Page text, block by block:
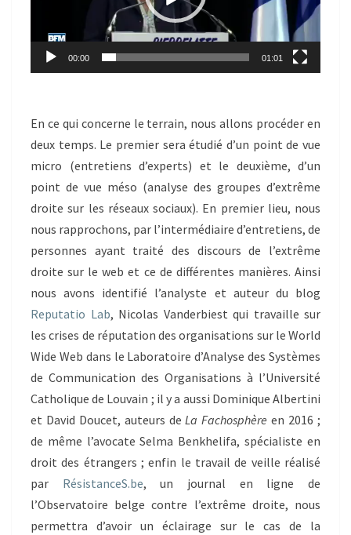
00:00 01:01
En ce qui concerne le terrain, nous allons procéder en
deux temps. Le premier sera étudié d’un point de vue
micro (entretiens d’experts) et le deuxième, d’un
point de vue méso (analyse des groupes d’extrême
droite sur les réseaux sociaux). En premier lieu, nous
nous rapprochons, par l’intermédiaire d’entretiens, de
personnes ayant traité des discours de l’extrême
droite sur le web et ce de différentes manières. Ainsi
nous avons identifié l’analyste et auteur du blog
Reputatio Lab, Nicolas Vanderbiest qui travaille sur
les crises de réputation des organisations sur le World
Wide Web dans le Laboratoire d’Analyse des Systèmes
de Communication des Organisations à l’Université
Catholique de Louvain ; il y a aussi Dominique Albertini
et David Doucet, auteurs deLa Fachosphèreen 2016 ;
de même l’avocate Selma Benkhelifa, spécialiste en
droit des étrangers ; enfin le travail de veille réalisé
par RésistanceS.be, un journal en ligne de
l’Observatoire belge contre l’extrême droite, nous
permettra d’avoir un éclairage sur le cas de la